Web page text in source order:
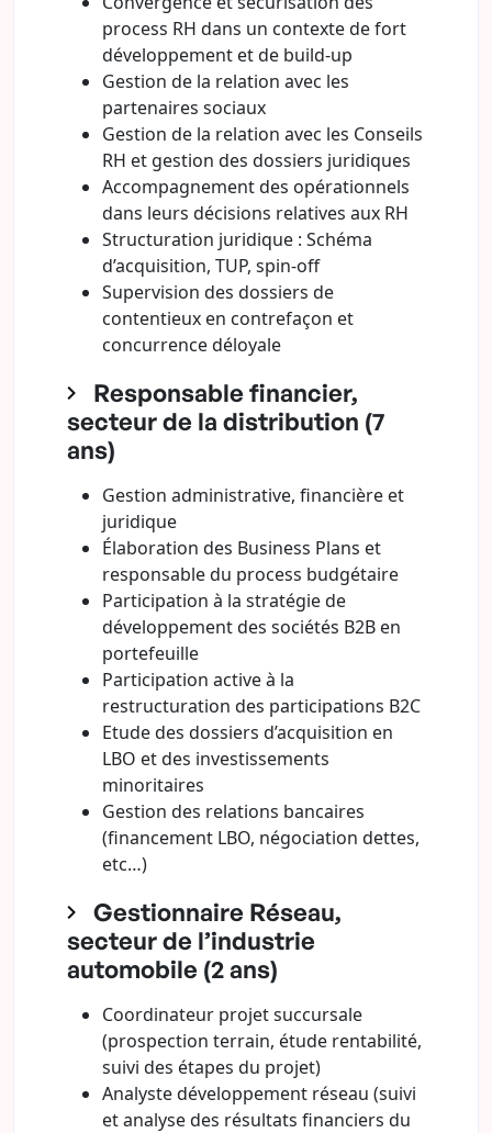
process RH dans un contexte de fort
développement et de build-up
Gestion de la relation avec les
partenaires sociaux
Gestion de la relation avec les Conseils
RH et gestion des dossiers juridiques
Accompagnement des opérationnels
dans leurs décisions relatives aux RH
Structuration juridique : Schéma
d’acquisition, TUP, spin-off
Supervision des dossiers de
contentieux en contrefaçon et
concurrence déloyale
Responsable financier,
secteur de la distribution (7
ans)
Gestion administrative, financière et
juridique
Élaboration des Business Plans et
responsable du process budgétaire
Participation à la stratégie de
développement des sociétés B2B en
portefeuille
Participation active à la
restructuration des participations B2C
Etude des dossiers d’acquisition en
LBO et des investissements
minoritaires
Gestion des relations bancaires
(financement LBO, négociation dettes,
etc…)
Gestionnaire Réseau,
secteur de l’industrie
automobile (2 ans)
Coordinateur projet succursale
(prospection terrain, étude rentabilité,
suivi des étapes du projet)
Analyste développement réseau (suivi
et analyse des résultats financiers du